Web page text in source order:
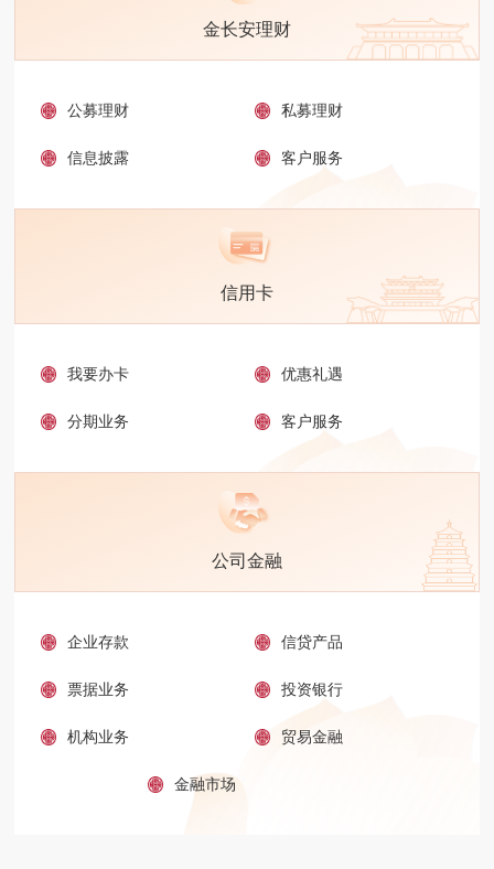
金长安理财
公募理财 私募理财
信息披露 客户服务
信用卡
我要办卡 优惠礼遇
分期业务 客户服务
公司金融
企业存款 信贷产品
票据业务 投资银行
机构业务 贸易金融
金融市场